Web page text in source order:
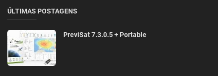
ÚLTIMAS POSTAGENS
PreviSat 7.3.0.5 + Portable